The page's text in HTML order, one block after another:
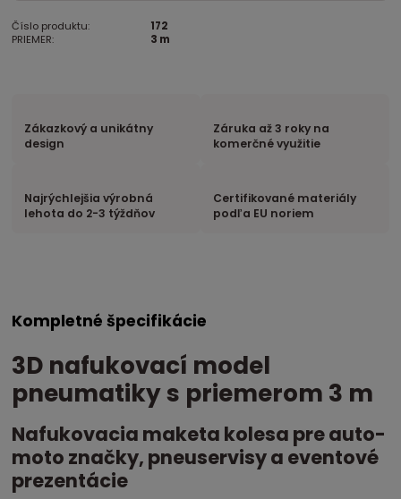
Číslo produktu:
172
PRIEMER:
3 m
Zákazkový a unikátny
design
Záruka až 3 roky na
komerčné využitie
Najrýchlejšia výrobná
lehota do 2-3 týždňov
Certifikované materiály
podľa EU noriem
Kompletné špecifikácie
3D nafukovací model
pneumatiky s priemerom 3 m
Nafukovacia maketa kolesa pre auto-
moto značky, pneuservisy a eventové
prezentácie